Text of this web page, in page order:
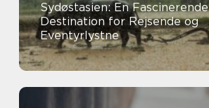
Sydøstasien: En Fascinerende
Destination for Rejsende og
Eventyrlystne